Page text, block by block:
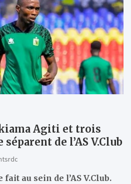
Agiti et trois
de l’AS V.Club
au sein de l’AS V.Club.